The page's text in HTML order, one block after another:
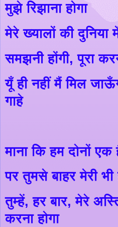
मुझे रिझाना होगा
मेरे ख्यालों की दुनिया
समझनी होंगी,पूरा
यूँही नहीं मैं मिल जाऊँ
गाहे
माना कि हम दोनों एक
पर तुमसे बाहर मेरी
तुम्हें,हर बार,मेरे
करना होगा